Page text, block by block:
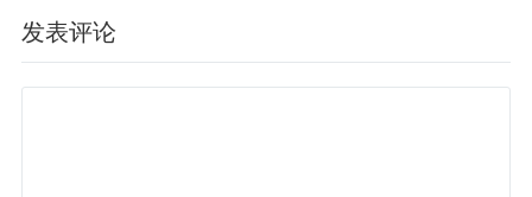
发表评论